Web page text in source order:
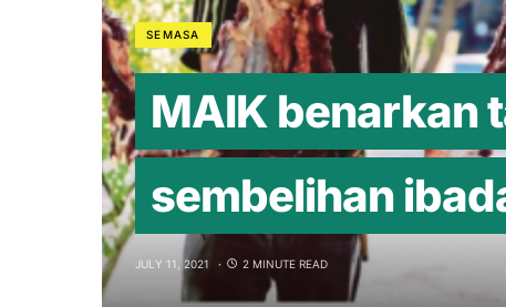
SEMASA
MAIK benarkan
sembelihan
JULY 11, 2021 2 MINUTE READ